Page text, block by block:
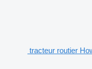
tracteur routier